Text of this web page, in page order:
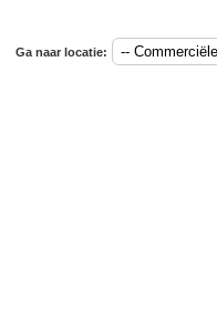
Ga naar locatie: